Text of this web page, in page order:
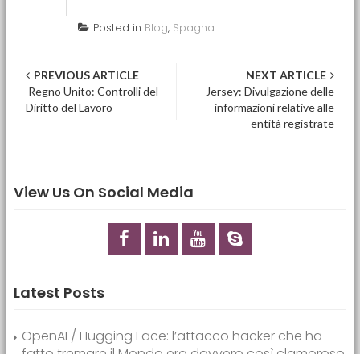
Posted in Blog, Spagna
Post navigation
PREVIOUS ARTICLE
Regno Unito: Controlli del
Diritto del Lavoro
NEXT ARTICLE
Jersey: Divulgazione delle
informazioni relative alle
entità registrate
View Us On Social Media
Latest Posts
OpenAI / Hugging Face: l’attacco hacker che ha